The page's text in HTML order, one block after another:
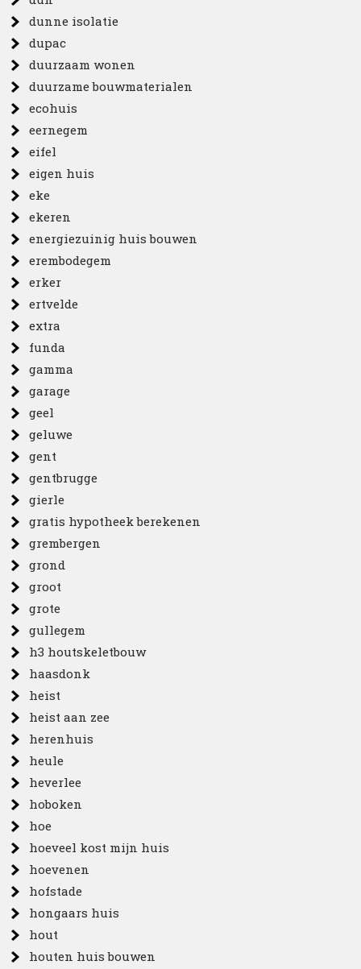
dunne isolatie
dupac
duurzaam wonen
duurzame bouwmaterialen
ecohuis
eernegem
eifel
eigen huis
eke
ekeren
energiezuinig huis bouwen
erembodegem
erker
ertvelde
extra
funda
gamma
garage
geel
geluwe
gent
gentbrugge
gierle
gratis hypotheek berekenen
grembergen
grond
groot
grote
gullegem
h3 houtskeletbouw
haasdonk
heist
heist aan zee
herenhuis
heule
heverlee
hoboken
hoe
hoeveel kost mijn huis
hoevenen
hofstade
hongaars huis
hout
houten huis bouwen